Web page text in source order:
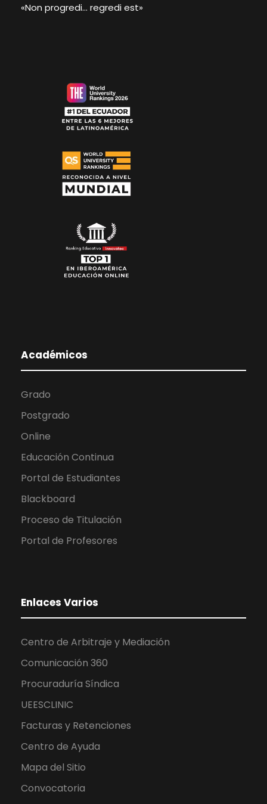
«Non progredi… regredi est»
Académicos
Grado
Postgrado
Online
Educación Continua
Portal de Estudiantes
Blackboard
Proceso de Titulación
Portal de Profesores
Enlaces Varios
Centro de Arbitraje y Mediación
Comunicación 360
Procuraduría Síndica
UEESCLINIC
Facturas y Retenciones
Centro de Ayuda
Mapa del Sitio
Convocatoria